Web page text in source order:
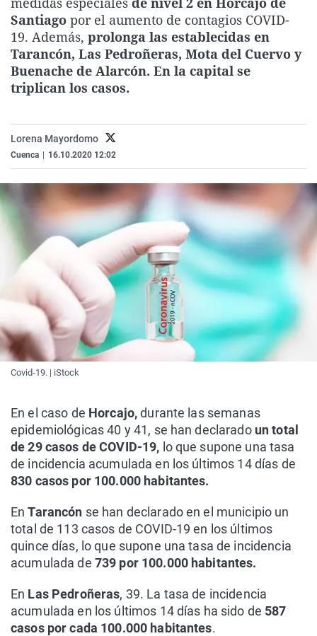
La rosa de los vientos
Gente viajera
Como el perro y el
Caso
Retornados
Equipo de
Extremadura
Galicia
La Rioja
Virales
Televisión
Elecciones
Santiago por el aumento de contagios COVID-
19. Además, prolonga las establecidas en
Tarancón, Las Pedroñeras, Mota del Cuervo y
Buenache de Alarcón. En la capital se
triplican los casos.
Lorena Mayordomo
Cuenca 16.10.2020 12:02
Covid-19. | iStock
En el caso de Horcajo,durante las semanas
epidemiológicas 40 y 41, se han declarado un total
de 29 casos de COVID-19, lo que supone una tasa
de incidencia acumulada en los últimos 14 días de
830 casos por 100.000 habitantes.
EnTarancón se han declarado en el municipio un
total de 113 casos de COVID-19 en los últimos
quince días, lo que supone una tasa de incidencia
acumulada de 739 por 100.000 habitantes.
En Las Pedroñeras, 39. La tasa de incidencia
acumulada en los últimos 14 días ha sido de 587
casos por cada 100.000 habitantes.